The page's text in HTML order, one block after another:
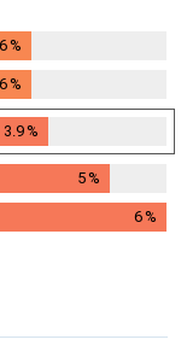
%
%
3.9%
5%
6%